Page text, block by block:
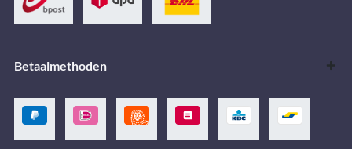
Betaalmethoden